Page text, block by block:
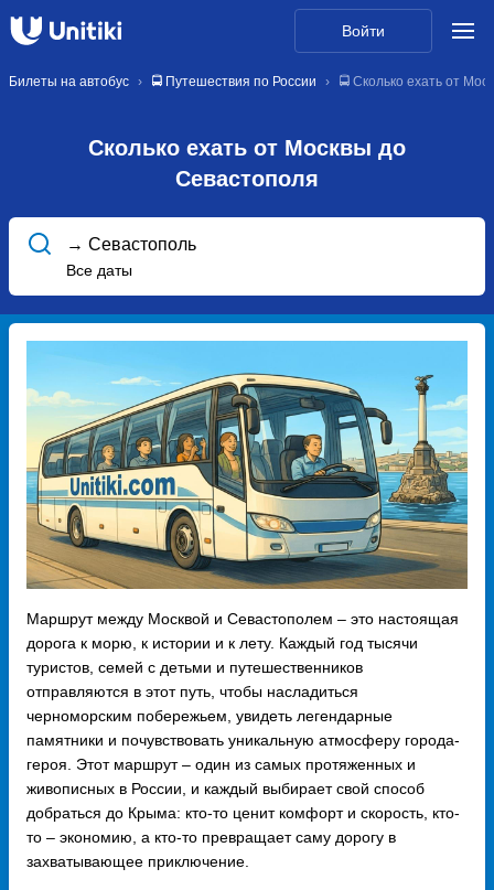
Войти
Билеты на автобус 🚍 Путешествия по России 🚍 Сколько ехать от
Сколько ехать от Москвы до
Севастополя
→ Севастополь
Все даты
Маршрут между Москвой и Севастополем – это настоящая
дорога к морю, к истории и к лету. Каждый год тысячи
туристов, семей с детьми и путешественников
отправляются в этот путь, чтобы насладиться
черноморским побережьем, увидеть легендарные
памятники и почувствовать уникальную атмосферу города-
героя. Этот маршрут – один из самых протяженных и
живописных в России, и каждый выбирает свой способ
добраться до Крыма: кто-то ценит комфорт и скорость, кто-
то – экономию, а кто-то превращает саму дорогу в
захватывающее приключение.